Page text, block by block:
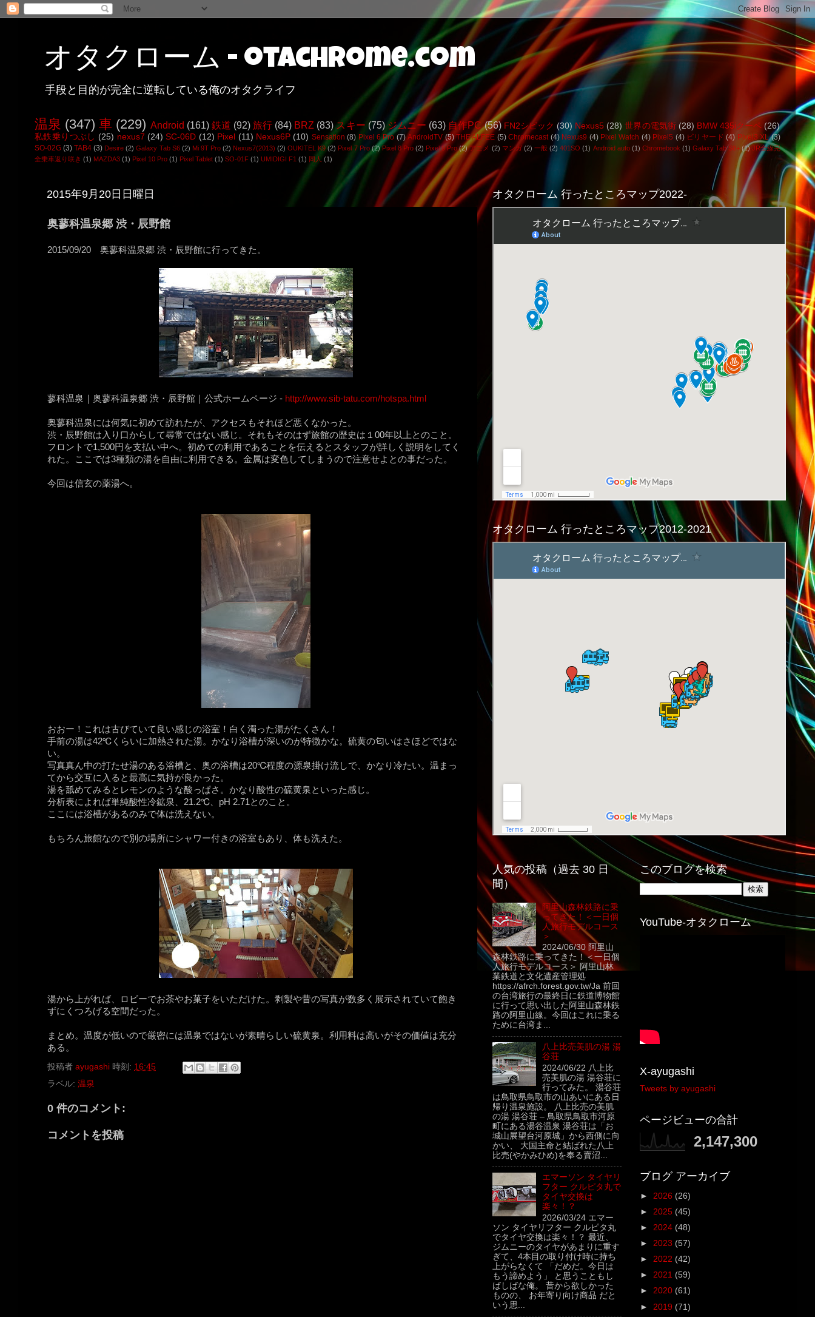
オタクローム - otachrome.com
手段と目的が完全に逆転している俺のオタクライフ
温泉 (347) 車 (229) Android (161) 鉄道 (92) 旅行 (84) BRZ (83) スキー (75) ジムニー (63) 自作PC (56) FN2シビック (30) Nexus5 (28) 世界の電気街 (28) BMW 435iクーペ (26)
私鉄乗りつぶし (25) nexus7 (24) SC-06D (12) Pixel (11) Nexus6P (10) Sensation (8) Pixel 6 Pro (7) AndroidTV (5) THE ALFEE (5) Chromecast (4) Nexus9 (4) Pixel Watch (4) Pixel5 (4) ビリヤード (4) Pixel3 XL (3)
SO-02G (3) TAB4 (3) Desire (2) Galaxy Tab S6 (2) Mi 9T Pro (2) Nexus7(2013) (2) OUKITEL K9 (2) Pixel 7 Pro (2) Pixel 8 Pro (2) Pixel 9 Pro (2) アニメ (2) マンガ (2) 一般 (2) 401SO (1) Android auto (1) Chromebook (1) Galaxy Tab S8+ (1) JR全線完
全乗車返り咲き (1) MAZDA3 (1) Pixel 10 Pro (1) Pixel Tablet (1) SO-01F (1) UMIDIGI F1 (1) 同人 (1)
2015年9月20日日曜日
奥蓼科温泉郷 渋・辰野館
2015/09/20 奥蓼科温泉郷 渋・辰野館に行ってきた。
蓼科温泉｜奥蓼科温泉郷 渋・辰野館｜公式ホームページ - http://www.sib-tatu.com/hotspa.html
奥蓼科温泉には何気に初めて訪れたが、アクセスもそれほど悪くなかった。
渋・辰野館は入り口からして尋常ではない感じ。それもそのはず旅館の歴史は１00年以上とのこと。
フロントで1,500円を支払い中へ。初めての利用であることを伝えるとスタッフが詳しく説明をしてく
れた。ここでは3種類の湯を自由に利用できる。金属は変色してしまうので注意せよとの事だった。
今回は信玄の薬湯へ。
おおー！これは古びていて良い感じの浴室！白く濁った湯がたくさん！
手前の湯は42℃くらいに加熱された湯。かなり浴槽が深いのが特徴かな。硫黄の匂いはさほどではな
い。
写真真ん中の打たせ湯のある浴槽と、奥の浴槽は20℃程度の源泉掛け流しで、かなり冷たい。温まっ
てから交互に入ると最高に気持が良かった。
湯を舐めてみるとレモンのような酸っぱさ。かなり酸性の硫黄泉といった感じ。
分析表によれば単純酸性冷鉱泉、21.2℃、pH 2.71とのこと。
ここには浴槽があるのみで体は洗えない。
もちろん旅館なので別の場所にシャワー付きの浴室もあり、体も洗えた。
湯から上がれば、ロビーでお茶やお菓子をいただけた。剥製や昔の写真が数多く展示されていて飽き
ずにくつろげる空間だった。
まとめ。温度が低いので厳密には温泉ではないが素晴らしい硫黄泉。利用料は高いがその価値は充分
ある。
投稿者 ayugashi 時刻: 16:45
ラベル: 温泉
0 件のコメント:
コメントを投稿
オタクローム 行ったところマップ2022-
オタクローム 行ったところマップ2012-2021
人気の投稿（過去 30 日
間）
阿里山森林鉄路に乗
ってきた！＜一日個
人旅行モデルコース
＞
2024/06/30 阿里山
森林鉄路に乗ってきた！＜一日個
人旅行モデルコース＞ 阿里山林
業鉄道と文化遺産管理処
https://afrch.forest.gov.tw/Ja 前回
の台湾旅行の最終日に鉄道博物館
に行って思い出した阿里山森林鉄
路の阿里山線。今回はこれに乗る
ために台湾ま...
八上比売美肌の湯 湯
谷荘
2024/06/22 八上比
売美肌の湯 湯谷荘に
行ってみた。 湯谷荘
は鳥取県鳥取市の山あいにある日
帰り温泉施設。 八上比売の美肌
の湯 湯谷荘 – 鳥取県鳥取市河原
町にある湯谷温泉 湯谷荘は「お
城山展望台河原城」から西側に向
かい、 大国主命と結ばれた八上
比売(やかみひめ)を奉る賣沼...
エマーソン タイヤリ
フター クルピタ丸で
タイヤ交換は
楽々！？
2026/03/24 エマー
ソン タイヤリフター クルピタ丸
でタイヤ交換は楽々！？ 最近、
ジムニーのタイヤがあまりに重す
ぎて、4本目の取り付け時に持ち
上がらなくて 「だめだ。今日は
もう諦めよう」 と思うこともし
ばしばな俺。 昔から欲しかった
ものの、 お年寄り向け商品 だと
いう思...
このブログを検索
YouTube-オタクローム
X-ayugashi
Tweets by ayugashi
ページビューの合計
2,147,300
ブログ アーカイブ
► 2026 (26)
► 2025 (45)
► 2024 (48)
► 2023 (57)
► 2022 (42)
► 2021 (59)
► 2020 (61)
► 2019 (71)